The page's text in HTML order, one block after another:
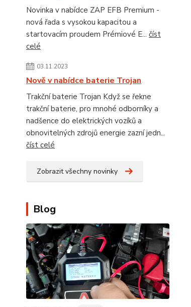
Novinka v nabídce ZAP EFB Premium -
nová řada s vysokou kapacitou a
startovacím proudem Prémiové E... číst
celé
03.11.2023
Nově v nabídce baterie Trojan
Trakční baterie Trojan Když se řekne
trakční baterie, pro mnohé odborníky a
nadšence do elektrických vozíků a
obnovitelných zdrojů energie zazní jedn...
číst celé
Zobrazit všechny novinky
Blog